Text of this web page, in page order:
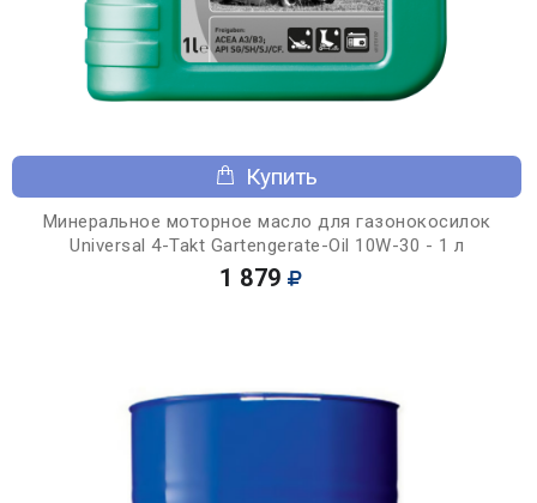
Купить
Минеральное моторное масло для газонокосилок
Universal 4-Takt Gartengerate-Oil 10W-30 - 1 л
1 879